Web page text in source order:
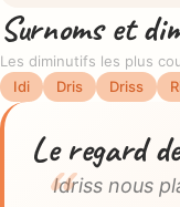
Surnoms et
Les diminutifs les plus
Idi
Dris Driss
Le regard
Idriss nous